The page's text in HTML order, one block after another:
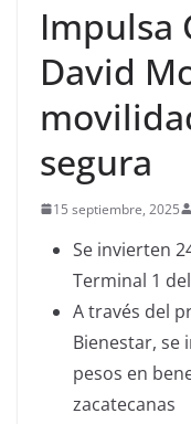
Impulsa
David
segura
15 septiembre, 2025
Se invierten
Terminal 1
A través del
Bienestar, se
pesos en
zacatecanas